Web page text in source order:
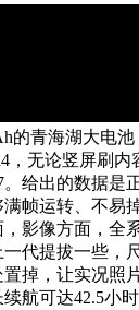
的青海湖大电
，无论竖屏刷
。给出的数据是
帧运转、不易
影像方面，全
代提拔一些，
掉，让实况照
航可达42.5小